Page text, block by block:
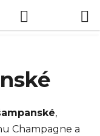
,
Champagne a